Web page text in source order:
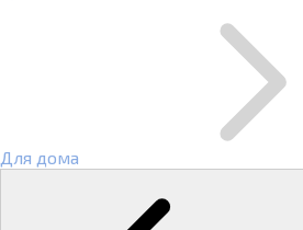
Для дома